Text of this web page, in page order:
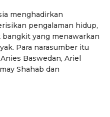
menghadirkan
pengalaman hidup,
yang menawarkan
Para narasumber itu
Baswedan, Ariel
Shahab dan